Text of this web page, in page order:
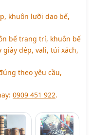
khuôn lưỡi dao bế,
bế trang trí, khuôn bế
giày dép, vali, túi xách,
theo yêu cầu,
0909 451 922.